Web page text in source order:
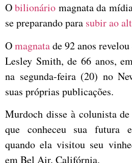
Obilionário magnata da
se preparando para subir ao
Omagnatade 92 anos
Lesley Smith, de 66 anos,
na segunda-feira (20) no
suas próprias publicações.
Murdoch disse à colunista
que conheceu sua futura
quando ela visitou seu
em Bel Air, Califórnia.